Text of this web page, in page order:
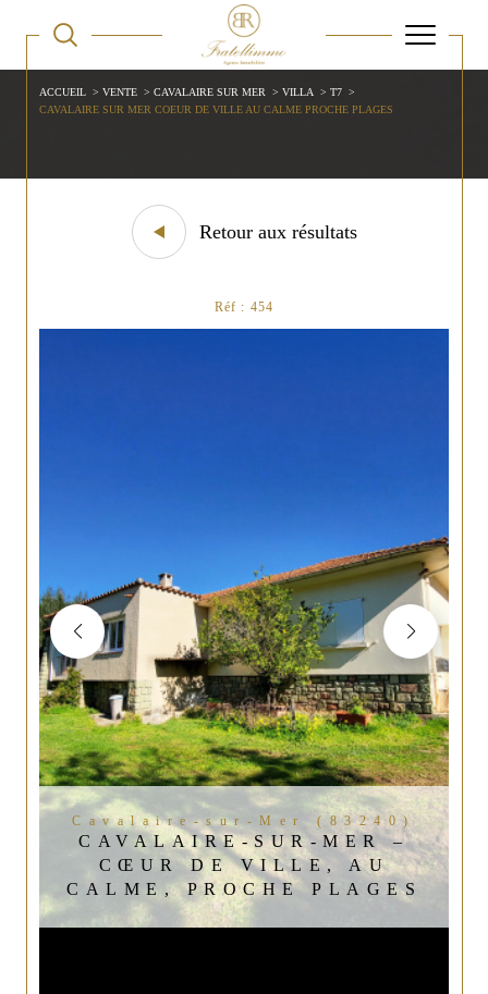
ACCUEIL VENTE CAVALAIRE SUR MER VILLA
T7
CAVALAIRE SUR MER COEUR DE VILLE AU CALME PROCHE PLAGES
Retour aux résultats
Réf : 454
Cavalaire-sur-Mer (83240)
CAVALAIRE-SUR-MER –
CŒUR DE VILLE, AU
CALME, PROCHE PLAGES